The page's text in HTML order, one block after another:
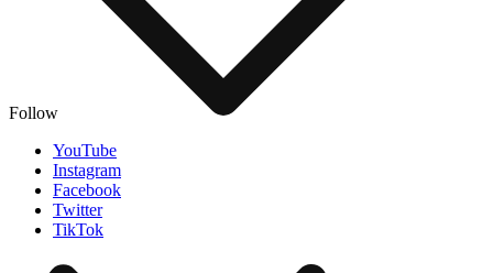
Follow
YouTube
Instagram
Facebook
Twitter
TikTok